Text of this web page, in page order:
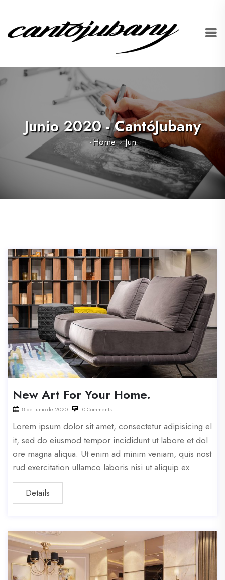
Junio 2020 - CantóJubany
-Home Jun
New Art For Your Home.
8 de junio de 2020 0 Comments
Lorem ipsum dolor sit amet, consectetur adipisicing el
it, sed do eiusmod tempor incididunt ut labore et dol
ore magna aliqua. Ut enim ad minim veniam, quis nost
rud exercitation ullamco laboris nisi ut aliquip ex
Details